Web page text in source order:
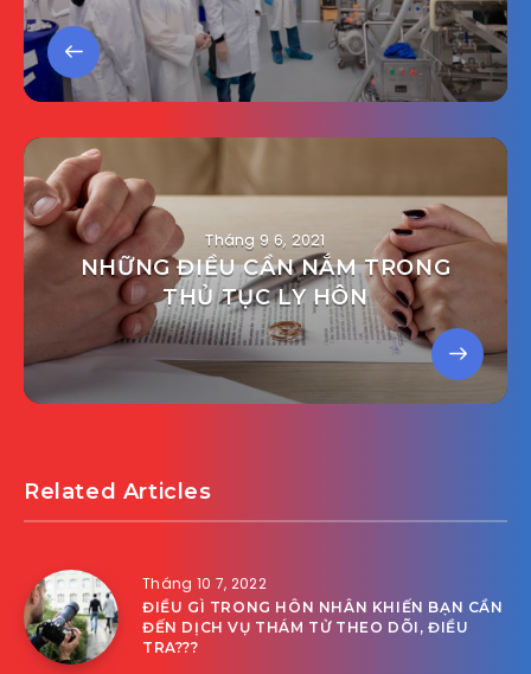
Tháng 9 6, 2021
NHỮNG ĐIỀU CẦN NẮM TRONG
THỦ TỤC LY HÔN
Related Articles
Tháng 10 7, 2022
ĐIỀU GÌ TRONG HÔN NHÂN KHIẾN BẠN CẦN
ĐẾN DỊCH VỤ THÁM TỬ THEO DÕI, ĐIỀU
TRA???